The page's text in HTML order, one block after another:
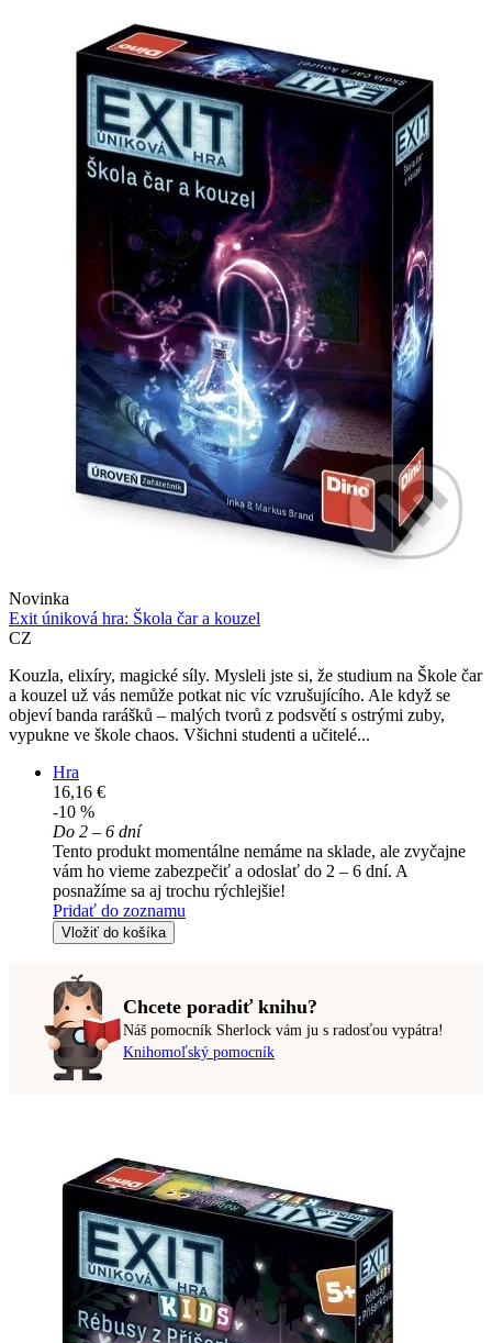
Novinka
Exit úniková hra: Škola čar a kouzel
CZ
Kouzla, elixíry, magické síly. Mysleli jste si, že studium na Škole čar
a kouzel už vás nemůže potkat nic víc vzrušujícího. Ale když se
objeví banda rarášků – malých tvorů z podsvětí s ostrými zuby,
vypukne ve škole chaos. Všichni studenti a učitelé...
Hra
16,16 €
-10 %
Do 2 – 6 dní
Tento produkt momentálne nemáme na sklade, ale zvyčajne
vám ho vieme zabezpečiť a odoslať do 2 – 6 dní. A
posnažíme sa aj trochu rýchlejšie!
Pridať do zoznamu
Vložiť do košíka
Chcete poradiť knihu?
Náš pomocník Sherlock vám ju s radosťou vypátra!
Knihomoľský pomocník